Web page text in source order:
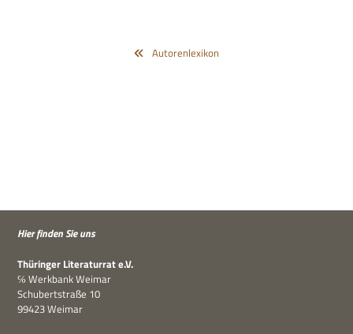
Autorenlexikon
Hier fin­den Sie uns
Thü­rin­ger Lite­ra­tur­rat e.V.
℅ Werk­bank Weimar
Schu­bert­straße 10
99423 Weimar